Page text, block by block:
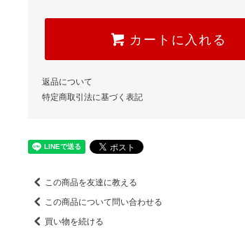
カートに入れる
返品について
特定商取引法に基づく表記
この商品を友達に教える
この商品について問い合わせる
買い物を続ける